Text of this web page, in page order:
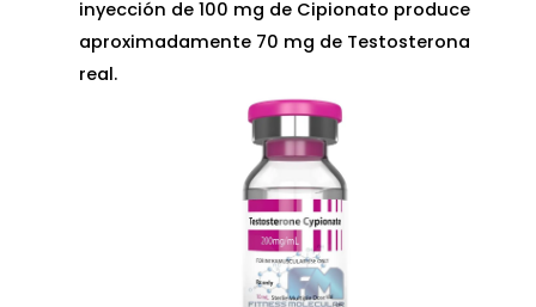
inyección de 100 mg de Cipionato produce
aproximadamente 70 mg de Testosterona
real.